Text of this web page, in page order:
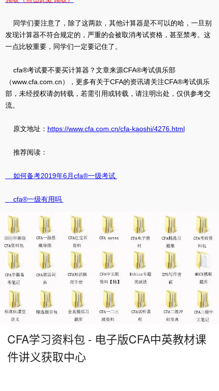
同学们要注意了，除了这两款，其他计算器是不可以的哈，一旦别
发现计算器不符合规定的，严重的会被取消考试资格，甚至禁考。这
一点比较重要，同学们一定要记住了。
cfa®考试要不要买计算器？文章来源CFA®考试俱乐部
（www.cfa.com.cn），更多有关于CFA的资讯请关注CFA®考试俱乐
部，未经授权请勿转载，若需引用或转载，请注明出处，仅供参考交
流。
原文地址： https://www.cfa.com.cn/cfa-kaoshi/4276.html
推荐阅读：
如何备考2019年6月cfa®一级考试
cfa®一级有用吗